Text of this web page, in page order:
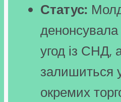
Статус:
угод із СНД,
залишиться
окремих